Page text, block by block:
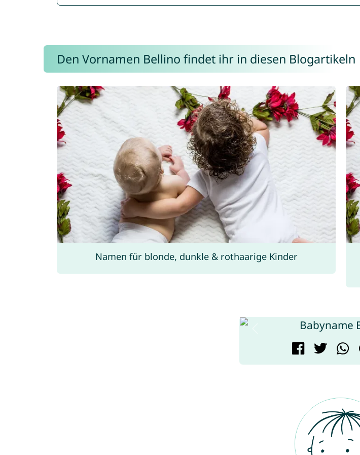
Den Vornamen Bellino findet ihr in diesen Blogartikeln
Namen für blonde, dunkle & rothaarige Kinder